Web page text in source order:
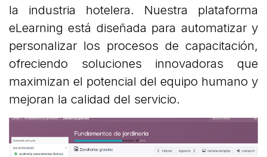
la industria hotelera. Nuestra plataforma
eLearning está diseñada para automatizar y
personalizar los procesos de capacitación,
ofreciendo soluciones innovadoras que
maximizan el potencial del equipo humano y
mejoran la calidad del servicio.